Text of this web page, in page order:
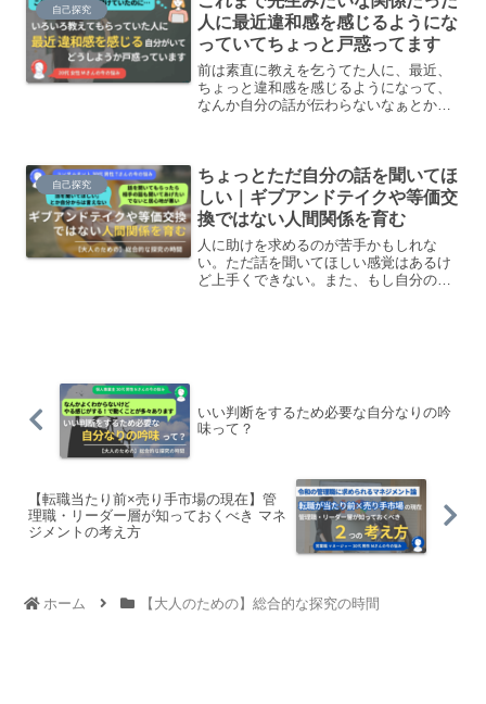
自己探究
人に最近違和感を感じるようにな
っていてちょっと戸惑ってます
前は素直に教えを乞うてた人に、最近、
ちょっと違和感を感じるようになって、
なんか自分の話が伝わらないなぁとか相
自己探究
ちょっとただ自分の話を聞いてほ
しい｜ギブアンドテイクや等価交
換ではない人間関係を育む
人に助けを求めるのが苦手かもしれな
い。ただ話を聞いてほしい感覚はあるけ
ど上手くできない。また、もし自分の話
いい判断をするため必要な自分なりの吟
味って？
【転職当たり前×売り手市場の現在】管
理職・リーダー層が知っておくべき マネ
ジメントの考え方
ホーム 【大人のための】総合的な探究の時間